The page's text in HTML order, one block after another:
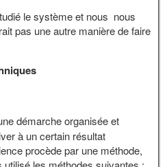
le système et nous nous
pas une autre manière de faire
démarche organisée et
à un certain résultat
procède par une méthode,